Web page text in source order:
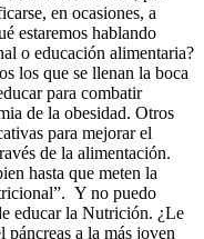
en ocasiones, a
estaremos hablando
o educación alimentaria?
los que se llenan la boca
para combatir
de la obesidad. Otros
para mejorar el
de la alimentación.
hasta que meten la
Y no puedo
educar la Nutrición. ¿Le
páncreas a la más joven